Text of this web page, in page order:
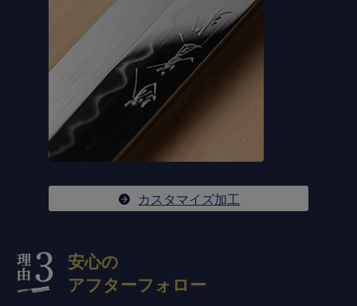
カスタマイズ加工
安心の
アフターフォロー